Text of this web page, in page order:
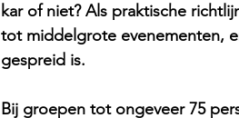
kar of niet? Als praktische
tot middelgrote evenementen,
gespreid is.
Bij groepen tot ongeveer 75